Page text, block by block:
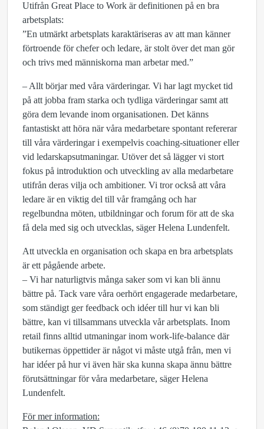
Utifrån Great Place to Work är definitionen på en bra
arbetsplats:
”En utmärkt arbetsplats karaktäriseras av att man känner
förtroende för chefer och ledare, är stolt över det man gör
och trivs med människorna man arbetar med.”
– Allt börjar med våra värderingar. Vi har lagt mycket tid
på att jobba fram starka och tydliga värderingar samt att
göra dem levande inom organisationen. Det känns
fantastiskt att höra när våra medarbetare spontant refererar
till våra värderingar i exempelvis coaching-situationer eller
vid ledarskapsutmaningar. Utöver det så lägger vi stort
fokus på introduktion och utveckling av alla medarbetare
utifrån deras vilja och ambitioner. Vi tror också att våra
ledare är en viktig del till vår framgång och har
regelbundna möten, utbildningar och forum för att de ska
få dela med sig och utvecklas, säger Helena Lundenfelt.
Att utveckla en organisation och skapa en bra arbetsplats
är ett pågående arbete.
– Vi har naturligtvis många saker som vi kan bli ännu
bättre på. Tack vare våra oerhört engagerade medarbetare,
som ständigt ger feedback och idéer till hur vi kan bli
bättre, kan vi tillsammans utveckla vår arbetsplats. Inom
retail finns alltid utmaningar inom work-life-balance där
butikernas öppettider är något vi måste utgå från, men vi
har idéer på hur vi även här ska kunna skapa ännu bättre
förutsättningar för våra medarbetare, säger Helena
Lundenfelt.
För mer information: